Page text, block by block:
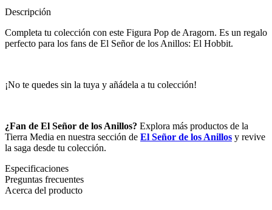
Descripción
Completa tu colección con este Figura Pop de Aragorn. Es un regalo
perfecto para los fans de El Señor de los Anillos: El Hobbit.
¡No te quedes sin la tuya y añádela a tu colección!
¿Fan de El Señor de los Anillos? Explora más productos de la
Tierra Media en nuestra sección de El Señor de los Anillos y revive
la saga desde tu colección.
Especificaciones
Preguntas frecuentes
Acerca del producto